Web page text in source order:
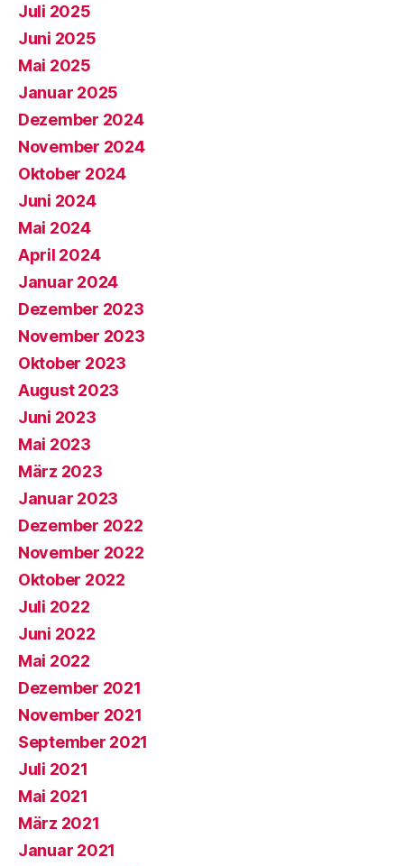
Juli 2025
Juni 2025
Mai 2025
Januar 2025
Dezember 2024
November 2024
Oktober 2024
Juni 2024
Mai 2024
April 2024
Januar 2024
Dezember 2023
November 2023
Oktober 2023
August 2023
Juni 2023
Mai 2023
März 2023
Januar 2023
Dezember 2022
November 2022
Oktober 2022
Juli 2022
Juni 2022
Mai 2022
Dezember 2021
November 2021
September 2021
Juli 2021
Mai 2021
März 2021
Januar 2021